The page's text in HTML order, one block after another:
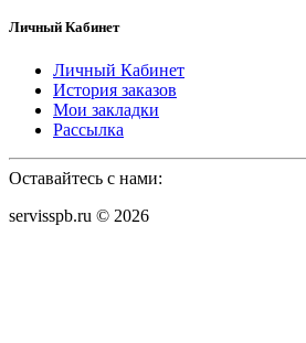
Личный Кабинет
Личный Кабинет
История заказов
Мои закладки
Рассылка
Оставайтесь с нами:
servisspb.ru © 2026